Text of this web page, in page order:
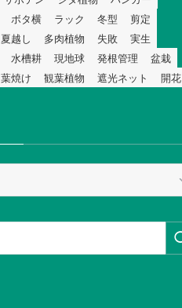
ボタ横 ラック 冬型
剪定
夏越し 多肉植物 失敗
実生
水槽耕 現地球 発根管理
盆栽
葉焼け 観葉植物 遮光ネット 開花